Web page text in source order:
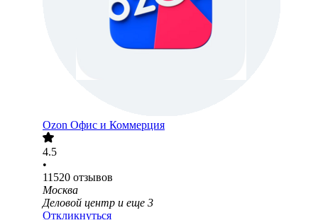
Ozon Офис и Коммерция
4.5
•
11520 отзывов
Москва
Деловой центр и еще 3
Откликнуться